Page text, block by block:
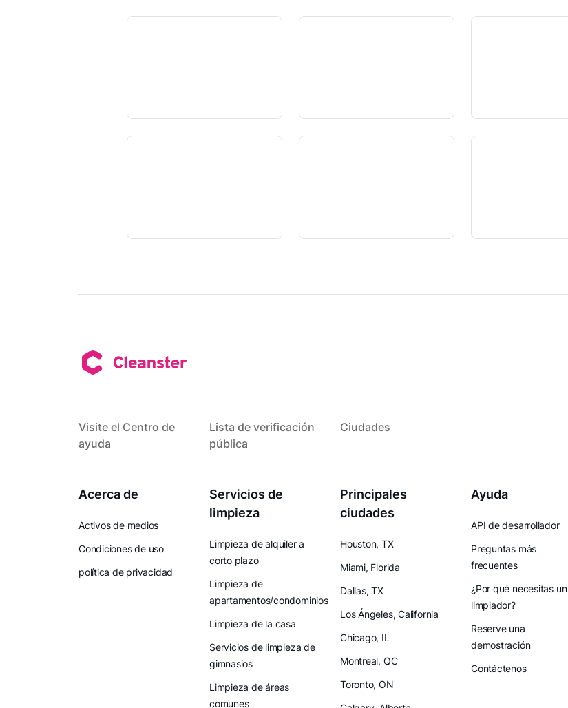
Visite el Centro de
ayuda
Lista de verificación
pública
Ciudades
Acerca de
Activos de medios
Condiciones de uso
política de privacidad
Servicios de
limpieza
Limpieza de alquiler a
corto plazo
Limpieza de
apartamentos/condominios
Limpieza de la casa
Servicios de limpieza de
gimnasios
Limpieza de áreas
comunes
Principales
ciudades
Houston, TX
Miami, Florida
Dallas, TX
Los Ángeles, California
Chicago, IL
Montreal, QC
Toronto, ON
Ayuda
API de desarrollador
Preguntas más
frecuentes
¿Por qué necesitas un
limpiador?
Reserve una
demostración
Contáctenos